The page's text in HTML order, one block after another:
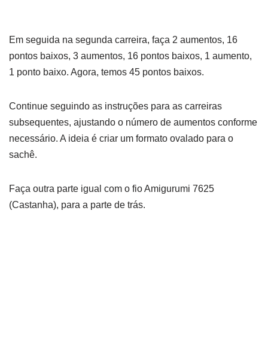
Em seguida na segunda carreira, faça 2 aumentos, 16
pontos baixos, 3 aumentos, 16 pontos baixos, 1 aumento,
1 ponto baixo. Agora, temos 45 pontos baixos.
Continue seguindo as instruções para as carreiras
subsequentes, ajustando o número de aumentos conforme
necessário. A ideia é criar um formato ovalado para o
sachê.
Faça outra parte igual com o fio Amigurumi 7625
(Castanha), para a parte de trás.